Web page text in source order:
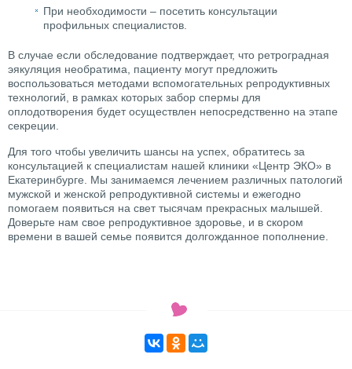
При необходимости – посетить консультации
профильных специалистов.
В случае если обследование подтверждает, что ретроградная
эякуляция необратима, пациенту могут предложить
воспользоваться методами вспомогательных репродуктивных
технологий, в рамках которых забор спермы для
оплодотворения будет осуществлен непосредственно на этапе
секреции.
Для того чтобы увеличить шансы на успех, обратитесь за
консультацией к специалистам нашей клиники «Центр ЭКО» в
Екатеринбурге. Мы занимаемся лечением различных патологий
мужской и женской репродуктивной системы и ежегодно
помогаем появиться на свет тысячам прекрасных малышей.
Доверьте нам свое репродуктивное здоровье, и в скором
времени в вашей семье появится долгожданное пополнение.